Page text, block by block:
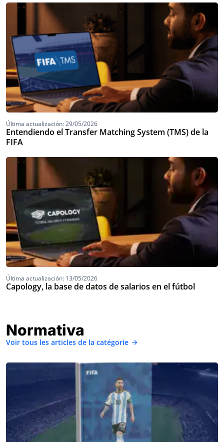
Última actualización: 29/05/2026
Entendiendo el Transfer Matching System (TMS) de la
FIFA
Última actualización: 13/05/2026
Capology, la base de datos de salarios en el fútbol
Normativa
Voir tous les articles de la catégorie